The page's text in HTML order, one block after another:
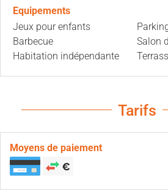
Equipements
Jeux pour enfants
Barbecue
Habitation indépendante
Salon
Tarifs
Moyens de paiement